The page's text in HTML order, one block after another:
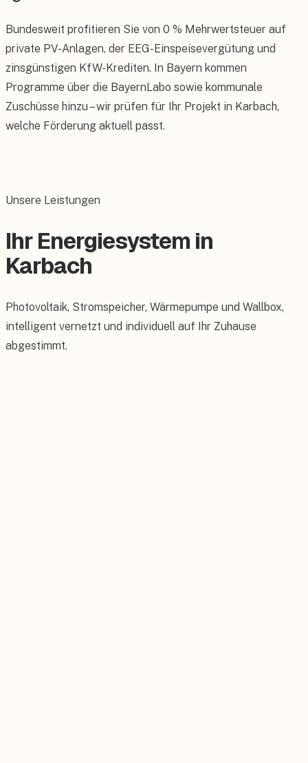
Bundesweit profitieren Sie von 0 % Mehrwertsteuer auf
private PV-Anlagen, der EEG-Einspeisevergütung und
zinsgünstigen KfW-Krediten. In Bayern kommen
Programme über die BayernLabo sowie kommunale
Zuschüsse hinzu – wir prüfen für Ihr Projekt in Karbach,
welche Förderung aktuell passt.
Unsere Leistungen
Ihr Energiesystem in
Karbach
Photovoltaik, Stromspeicher, Wärmepumpe und Wallbox,
intelligent vernetzt und individuell auf Ihr Zuhause
abgestimmt.